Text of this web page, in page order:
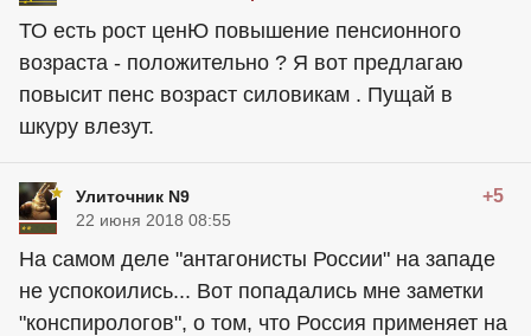
ТО есть рост ценЮ повышение пенсионного
возраста - положительно ? Я вот предлагаю
повысит пенс возраст силовикам . Пущай в
шкуру влезут.
Улиточник N9 +5
22 июня 2018 08:55
На самом деле "антагонисты России" на западе
не успокоились... Вот попадались мне заметки
"конспирологов", о том, что Россия применяет на